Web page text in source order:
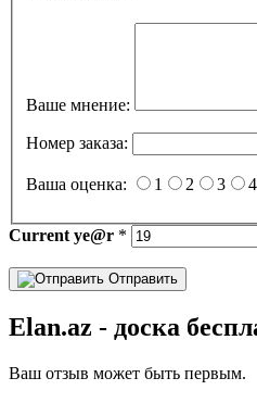
Ваше мнение:
Номер заказа:
Ваша оценка: 1 2 3 4
Current ye@r *
Отправить
Elan.az - доска
Ваш отзыв может быть первым.